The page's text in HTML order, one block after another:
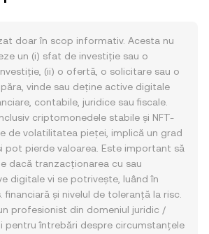
doar în scop informativ. Acesta nu
un (i) sfat de investiție sau o
(ii) o ofertă, o solicitare sau o
vinde sau deține active digitale
contabile, juridice sau fiscale.
criptomonedele stabile și NFT-
de volatilitatea pieței, implică un grad
pot pierde valoarea. Este important să
dacă tranzacționarea cu sau
digitale vi se potrivește, luând în
financiară și nivelul de toleranță la risc.
profesionist din domeniul juridic /
pentru întrebări despre circumstanțele